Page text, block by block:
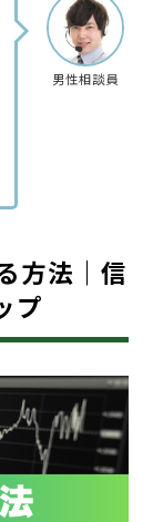
男性相談員
方法｜信
プ